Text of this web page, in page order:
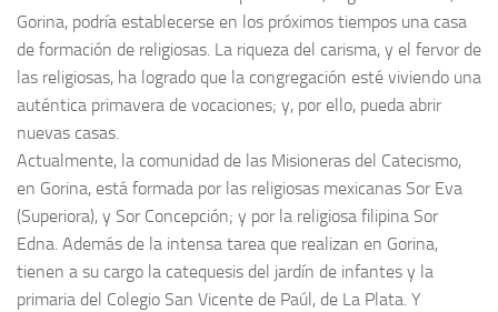
Gorina, podría establecerse en los próximos tiempos una casa
de formación de religiosas. La riqueza del carisma, y el fervor de
las religiosas, ha logrado que la congregación esté viviendo una
auténtica primavera de vocaciones; y, por ello, pueda abrir
nuevas casas.
Actualmente, la comunidad de las Misioneras del Catecismo,
en Gorina, está formada por las religiosas mexicanas Sor Eva
(Superiora), y Sor Concepción; y por la religiosa filipina Sor
Edna. Además de la intensa tarea que realizan en Gorina,
tienen a su cargo la catequesis del jardín de infantes y la
primaria del Colegio San Vicente de Paúl, de La Plata. Y